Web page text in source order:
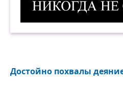
Достойно похвалы